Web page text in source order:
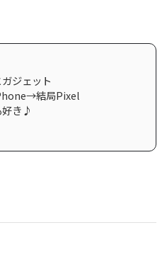
ジェット
結局Pixel
好き♪